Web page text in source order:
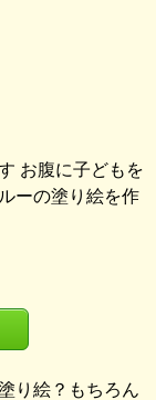
お腹に子どもを
ーの塗り絵を作
り絵？もちろん